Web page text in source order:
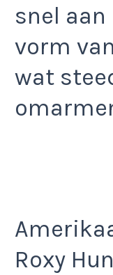
snel
vorm
wat
Roxy